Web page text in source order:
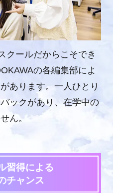
クールだからこそでき
の各編集部によ
あります。一人ひとり
ックがあり、在学中の
ん。
習得による
チャンス